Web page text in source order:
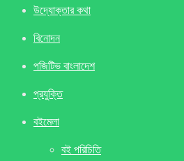
উদ্যোক্তার কথা
বিনোদন
পজিটিভ বাংলাদেশ
প্রযুক্তি
বইমেলা
বই পরিচিতি